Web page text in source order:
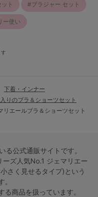
ト ブラジャー セット
ー使い
下着・インナー
りのブラ＆ショーツセット
エールブラ＆ショーツセット
公式通販サイトです。
ズ人気No.1 ジェマリエー
さく見せるタイプ)という
る商品を扱っています。